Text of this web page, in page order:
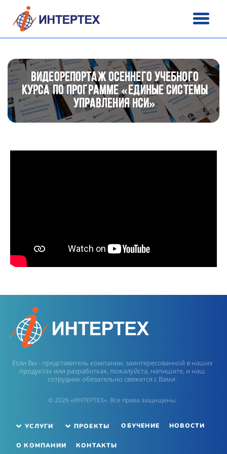
видеорепортаж осеннего учебного
курса по программе «Единые системы
управления НСИ»
Если Вы - представитель компании, заинтересованной в наших
продуктах или разработках, пожалуйста, напишите, и наш
сотрудник обязательно свяжется с Вами.
© 2026 «ИНТЕРТЕХ». Все права защищены.
УСЛУГИ ПРОЕКТЫ ОБУЧЕНИЕ НОВОСТИ
О КОМПАНИИ КОНТАКТЫ